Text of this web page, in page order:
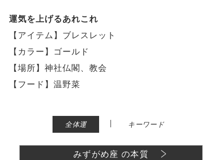
運気を上げるあれこれ
【アイテム】ブレスレット
【カラー】ゴールド
【場所】神社仏閣、教会
【フード】温野菜
全体運 | キーワード
みずがめ座 の本質